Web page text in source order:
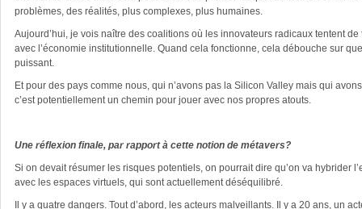
problèmes, des réalités, plus complexes, plus humaines.
Aujourd’hui, je vois naître des coalitions où les innovateurs radicaux tentent
avec l’économie institutionnelle. Quand cela fonctionne, cela débouche sur
puissant.
Et pour des pays comme nous, qui n’avons pas la Silicon Valley mais qui
c’est potentiellement un chemin pour jouer avec nos propres atouts.
Une réflexion finale, par rapport à cette notion de métavers?
Si on devait résumer les risques potentiels, on pourrait dire qu’on va hybrider
avec les espaces virtuels, qui sont actuellement déséquilibré.
Il y a quatre dangers. Tout d’abord, les acteurs malveillants. Il y a 20 ans, un